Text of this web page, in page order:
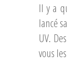
Il y a
lancé
UV.
vous